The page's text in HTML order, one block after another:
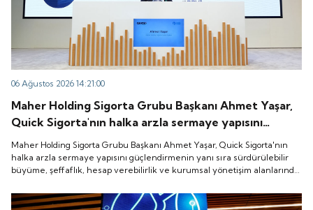
06 Ağustos 2026 14:21:00
Maher Holding Sigorta Grubu Başkanı Ahmet Yaşar,
Quick Sigorta'nın halka arzla sermaye yapısını
güçlendirmenin yanı sıra sürdürülebilir büyüme,
şeffaflık, hesap verebilirlik ve kurumsal yönetişim
alanlarında yeni bir döneme girdiğini belirtti.
Maher Holding Sigorta Grubu Başkanı Ahmet Yaşar, Quick Sigorta'nın
halka arzla sermaye yapısını güçlendirmenin yanı sıra sürdürülebilir
büyüme, şeffaflık, hesap verebilirlik ve kurumsal yönetişim alanlarında